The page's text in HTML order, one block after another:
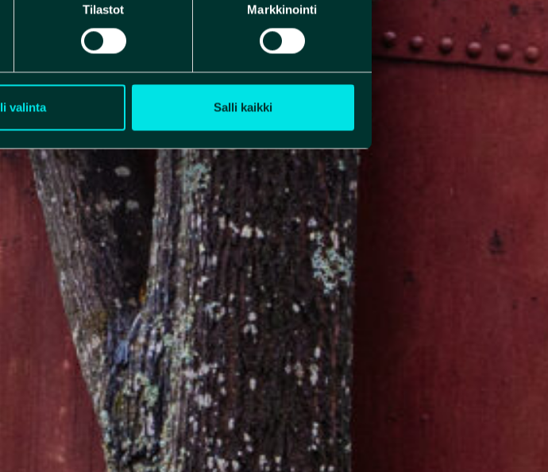
Tilastot Markkinointi
valinta Salli kaikki